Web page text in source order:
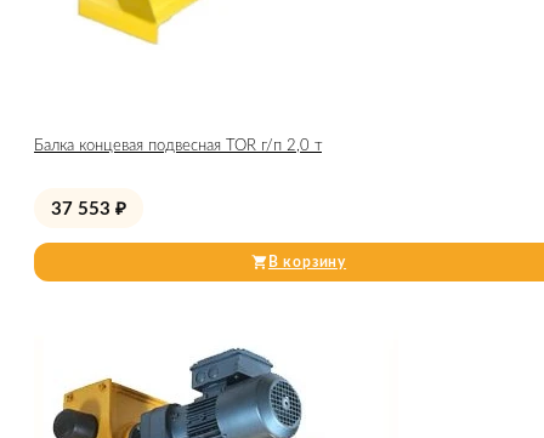
Балка концевая подвесная TOR г/п 2,0 т
37 553 ₽
В корзину